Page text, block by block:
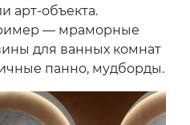
арт-объекта.
— мраморные
для ванных комнат
панно, мудборды.